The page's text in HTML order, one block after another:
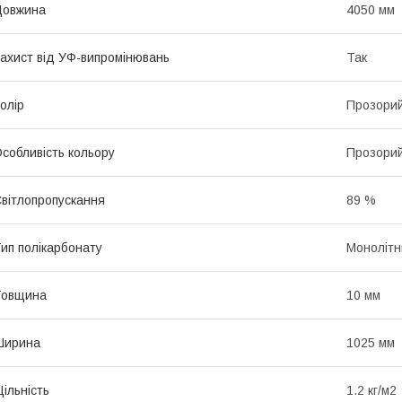
4050 мм
від УФ-випромінювань Так
кольору
89 %
полікарбонату
10 мм
1025 мм
1.2 кг/м2